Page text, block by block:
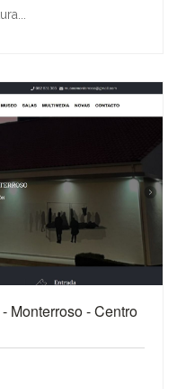
Monterroso - Centro